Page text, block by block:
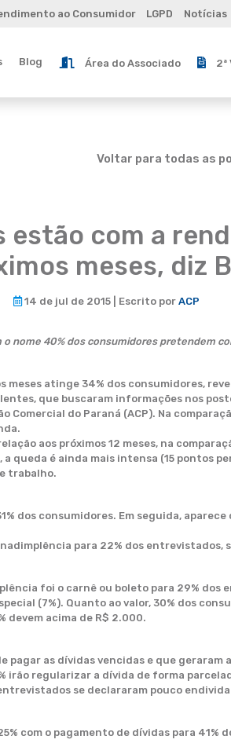
ao Consumidor LGPD Notícias
Blog Área do Associado
Voltar para todas as
estão com a
meses, diz
14 de jul de 2015 | Escrito por ACP
nome 40% dos consumidores pretendem
meses atinge 34% dos consumidores,
que buscaram informações nos
do Paraná (ACP). Na
aos próximos 12 meses, na
queda é ainda mais intensa (15 pontos
trabalho.
dos consumidores. Em seguida,
para 22% dos entrevistados,
foi o carnê ou boleto para 29%
(7%). Quanto ao valor, 30% dos
devem acima de R$ 2.000.
as dívidas vencidas e que geraram
irão regularizar a dívida de forma
se declararam pouco
com o pagamento de dívidas para 41%